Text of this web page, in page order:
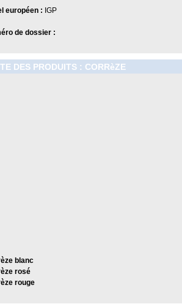
européen : IGP
de dossier :
DES PRODUITS : CORRèZE
blanc
rosé
rouge